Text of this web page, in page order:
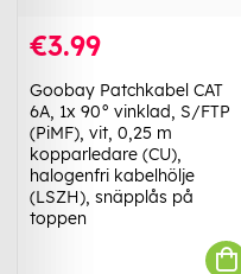
€3.99
Goobay Patchkabel CAT
6A, 1x 90° vinklad, S/FTP
(PiMF), vit, 0,25 m
kopparledare (CU),
halogenfri kabelhölje
(LSZH), snäpplås på
toppen